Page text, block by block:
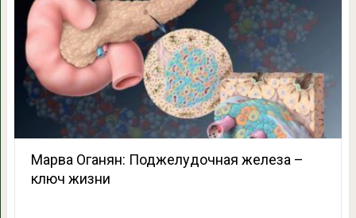
Марва Оганян: Поджелудочная железа –
ключ жизни